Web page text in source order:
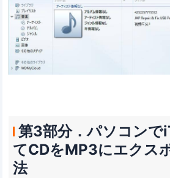
第3部分．パソコンで
てCDをMP3にエクス
法